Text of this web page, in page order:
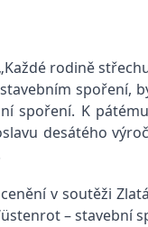
rodině
spoření. K
desátého
v soutěži
– stavební